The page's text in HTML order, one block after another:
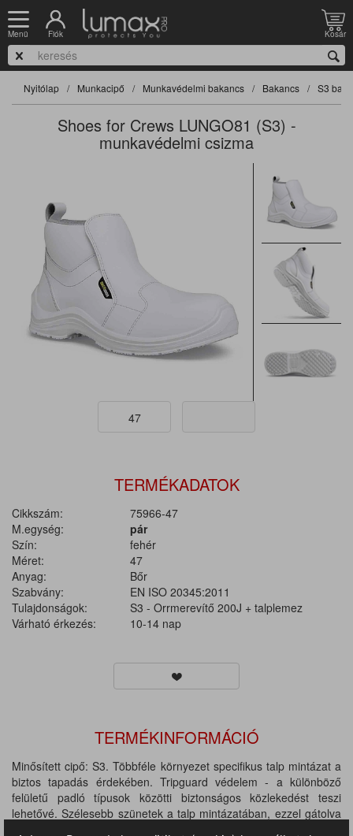
Menü Fiók Kosár
Nyitólap Munkacipő Munkavédelmi bakancs Bakancs S3
Shoes for Crews LUNGO81 (S3) -
munkavédelmi csizma
47
TERMÉKADATOK
Cikkszám:
75966-47
M.egység:
pár
Szín:
fehér
Méret:
47
Anyag:
Bőr
Szabvány:
EN ISO 20345:2011
Tulajdonságok:
S3 - Orrmerevítő 200J + talplemez
Várható érkezés:
10-14 nap
TERMÉKINFORMÁCIÓ
Minősített cipő: S3. Többféle környezet specifikus talp mintázat a
biztos tapadás érdekében. Tripguard védelem - a különböző
felületű padló típusok közötti biztonságos közlekedést teszi
lehetővé. Szélesebb szünetek a talp mintázatában, ezzel gátolva